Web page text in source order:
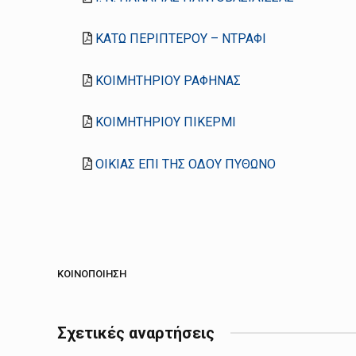
ΚΑΤΩ ΠΕΡΙΠΤΕΡΟΥ – ΝΤΡΑΦΙ
ΚΟΙΜΗΤΗΡΙΟΥ ΡΑΦΗΝΑΣ
ΚΟΙΜΗΤΗΡΙΟΥ ΠΙΚΕΡΜΙ
ΟΙΚΙΑΣ ΕΠΙ ΤΗΣ ΟΔΟΥ ΠΥΘΩΝΟ
ΚΟΙΝΟΠΟΊΗΣΗ
Σχετικές αναρτήσεις